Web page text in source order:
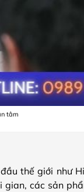
tâm
thế giới như
các sản